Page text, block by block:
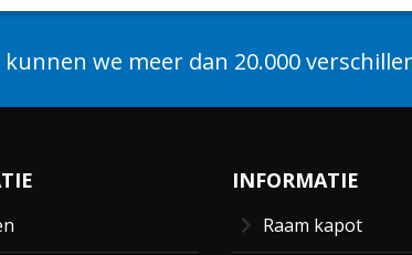
we meer dan 20.000
INFORMATIE
Raam kapot